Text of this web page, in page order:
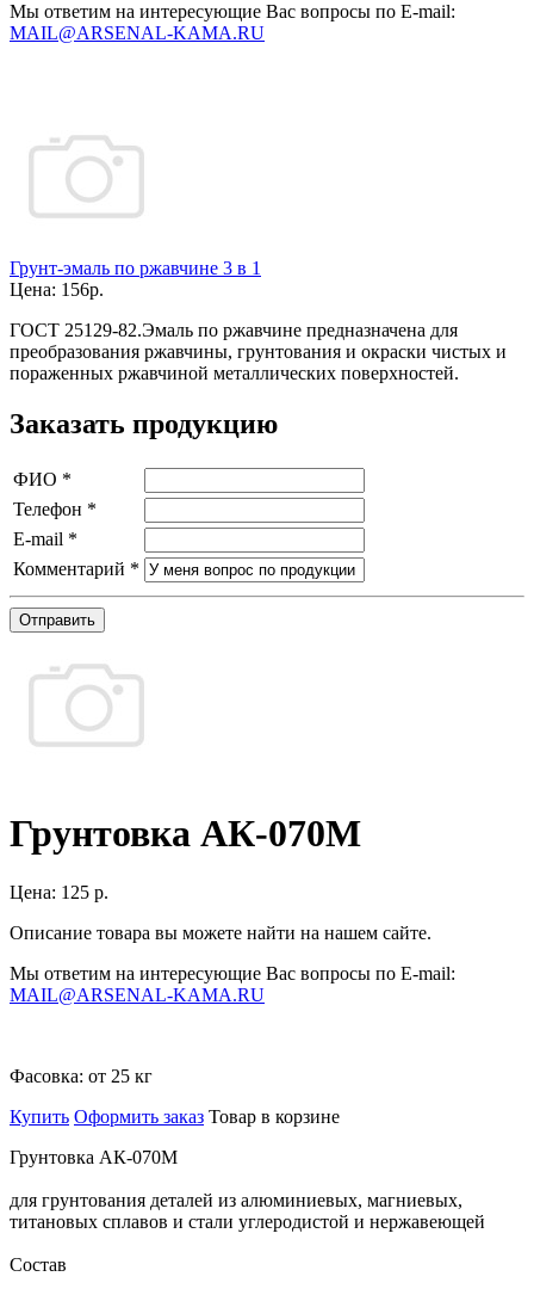
Мы ответим на интересующие Вас вопросы по E-mail:
MAIL@ARSENAL-KAMA.RU
Грунт-эмаль по ржавчине 3 в 1
Цена: 156р.
ГОСТ 25129-82.Эмаль по ржавчине предназначена для
преобразования ржавчины, грунтования и окраски чистых и
пораженных ржавчиной металлических поверхностей.
Заказать продукцию
ФИО *
Телефон *
E-mail *
Комментарий *
Отправить
Грунтовка АК-070М
Цена: 125 р.
Описание товара вы можете найти на нашем сайте.
Мы ответим на интересующие Вас вопросы по E-mail:
MAIL@ARSENAL-KAMA.RU
Фасовка: от 25 кг
Купить Оформить заказ Товар в корзине
Грунтовка АК-070М
для грунтования деталей из алюминиевых, магниевых,
титановых сплавов и стали углеродистой и нержавеющей
Состав